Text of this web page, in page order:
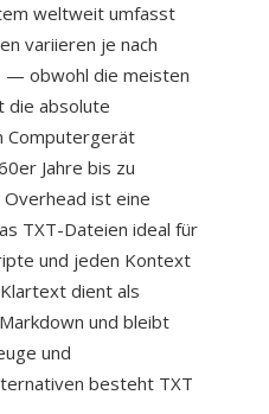
weltweit umfasst
variieren je nach
— obwohl die meisten
die absolute
Computergerät
Jahre bis zu
ist eine
TXT-Dateien ideal für
und jeden Kontext
dient als
und bleibt
und
besteht TXT